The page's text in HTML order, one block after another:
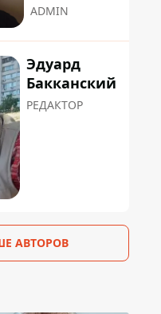
ADMIN
Эдуард
Бакканский
РЕДАКТОР
АВТОРОВ